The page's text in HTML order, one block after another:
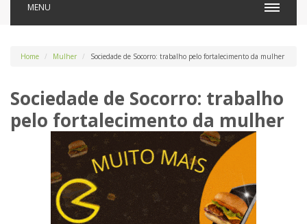
MENU
Home Mulher Sociedade de Socorro: trabalho pelo fortalecimento da mulher
Sociedade de Socorro: trabalho
pelo fortalecimento da mulher